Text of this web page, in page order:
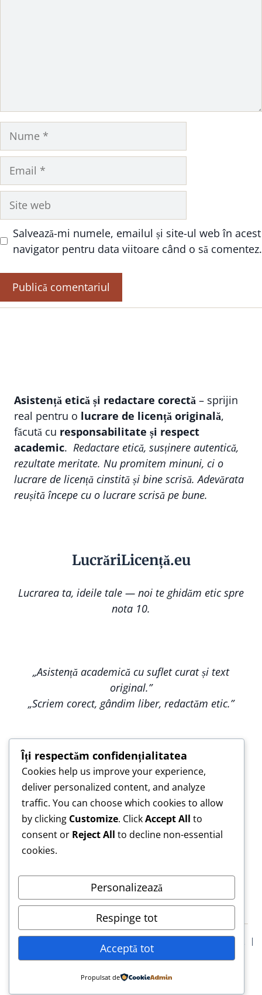
Site
web
Salvează-mi numele, emailul și site-ul web în acest
navigator pentru data viitoare când o să comentez.
Asistență etică și redactare corectă – sprijin
real pentru o lucrare de licență originală,
făcută cu responsabilitate și respect
academic. Redactare etică, susținere autentică,
rezultate meritate. Nu promitem minuni, ci o
lucrare de licență cinstită și bine scrisă. Adevărata
reușită începe cu o lucrare scrisă pe bune.
LucrăriLicență.eu
Lucrarea ta, ideile tale — noi te ghidăm etic spre
nota 10.
„Asistență academică cu suflet curat și text
original.”
„Scriem corect, gândim liber, redactăm etic.”
„Construim împreună, nu copiem — pentru o
lucrare care te reprezintă.”
„Asistență de încredere pentru lucrări scrise cu
responsabilitate.”
© 2026 LucrăriLicență.eu
Blog
Declarație Etică
Solicită Asistență Etică Lucrare de Licență
Îți respectăm confidențialitatea
Cookies help us improve your experience,
deliver personalized content, and analyze
traffic. You can choose which cookies to allow
by clicking Customize. ClickAccept All to
consent or Reject All to decline non-essential
cookies.
Personalizează
Respinge tot
Acceptă tot
Propulsat de